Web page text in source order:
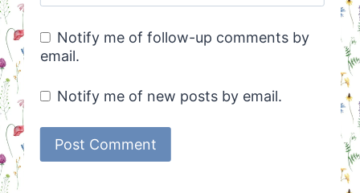
Notify me of follow-up comments by
email.
Notify me of new posts by email.